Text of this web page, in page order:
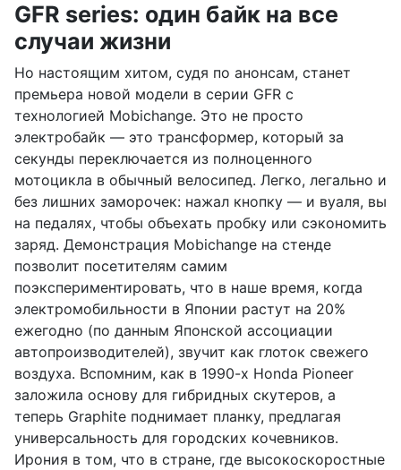
GFR series: один байк на все
случаи жизни
Но настоящим хитом, судя по анонсам, станет
премьера новой модели в серии GFR с
технологией Mobichange. Это не просто
электробайк — это трансформер, который за
секунды переключается из полноценного
мотоцикла в обычный велосипед. Легко, легально и
без лишних заморочек: нажал кнопку — и вуаля, вы
на педалях, чтобы объехать пробку или сэкономить
заряд. Демонстрация Mobichange на стенде
позволит посетителям самим
поэкспериментировать, что в наше время, когда
электромобильности в Японии растут на 20%
ежегодно (по данным Японской ассоциации
автопроизводителей), звучит как глоток свежего
воздуха. Вспомним, как в 1990-х Honda Pioneer
заложила основу для гибридных скутеров, а
теперь Graphite поднимает планку, предлагая
универсальность для городских кочевников.
Ирония в том, что в стране, где высокоскоростные